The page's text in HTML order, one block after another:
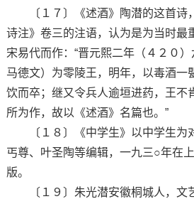
〔１７〕《述酒》陶潜的这首诗
诗注》卷三的注语，认为是为当时
宋易代而作：“晋元熙二年（４２０
马德文）为零陵王，明年，以毒酒一
饮而卒；继又令兵人逾垣进药，王不
所为作，故以《述酒》名篇也。”
〔１８〕《中学生》以中学生为
丐尊、叶圣陶等编辑，一九三○年在
版。
〔１９〕朱光潜安徽桐城人，文